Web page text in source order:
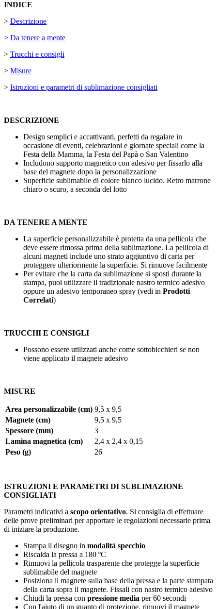
INDICE
> Descrizione
> Da tenere a mente
> Trucchi e consigli
> Misure
> Istruzioni e parametri di sublimazione consigliati
DESCRIZIONE
Design semplici e accattivanti, perfetti da regalare in
occasione di eventi, celebrazioni e giornate speciali come la
Festa della Mamma, la Festa del Papà o San Valentino
Includono supporto magnetico con adesivo per fissarlo alla
base del magnete dopo la personalizzazione
Superficie sublimabile di colore bianco lucido. Retro marrone
chiaro o scuro, a seconda del lotto
DA TENERE A MENTE
La superficie personalizzabile è protetta da una pellicola che
deve essere rimossa prima della sublimazione. La pellicola di
alcuni magneti include uno strato aggiuntivo di carta per
proteggere ulteriormente la superficie. Si rimuove facilmente
Per evitare che la carta da sublimazione si sposti durante la
stampa, puoi utilizzare il tradizionale nastro termico adesivo
oppure un adesivo temporaneo spray (vedi in Prodotti
Correlati)
TRUCCHI E CONSIGLI
Possono essere utilizzati anche come sottobicchieri se non
viene applicato il magnete adesivo
MISURE
Area personalizzabile (cm) 9,5 x 9,5
Magnete (cm)
9,5 x 9,5
Spessore (mm)
3
Lamina magnetica (cm)
2,4 x 2,4 x 0,15
Peso (g)
26
ISTRUZIONI E PARAMETRI DI SUBLIMAZIONE
CONSIGLIATI
Parametri indicativi a scopo orientativo. Si consiglia di effettuare
delle prove preliminari per apportare le regolazioni necessarie prima
di iniziare la produzione.
Stampa il disegno in modalità specchio
Riscalda la pressa a 180 ºC
Rimuovi la pellicola trasparente che protegge la superficie
sublimabile del magnete
Posiziona il magnete sulla base della pressa e la parte stampata
della carta sopra il magnete. Fissali con nastro termico adesivo
Chiudi la pressa con pressione media per60 secondi
Con l'aiuto di un guanto di protezione, rimuovi il magnete